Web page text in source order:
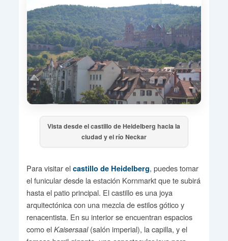
Vista desde el castillo de Heidelberg hacia la
ciudad y el río Neckar
Para visitar el castillo de Heidelberg, puedes tomar
el funicular desde la estación Kornmarkt que te subirá
hasta el patio principal. El castillo es una joya
arquitectónica con una mezcla de estilos gótico y
renacentista. En su interior se encuentran espacios
como el Kaisersaal(salón imperial), la capilla, y el